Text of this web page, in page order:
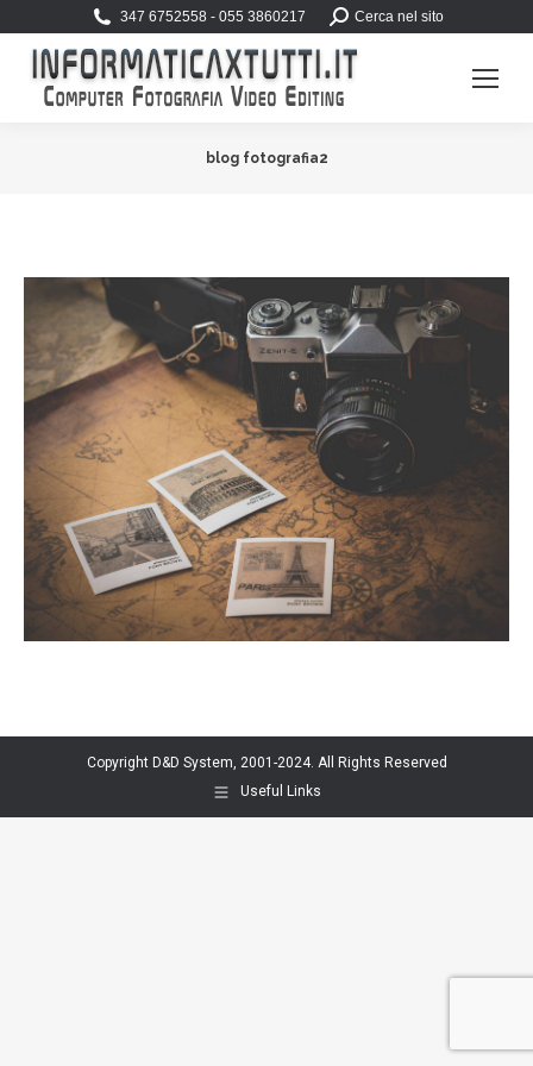
347 6752558 - 055 3860217 Search:Cerca nel sito
blog fotografia2
Copyright D&D System, 2001-2024. All Rights Reserved
Useful Links